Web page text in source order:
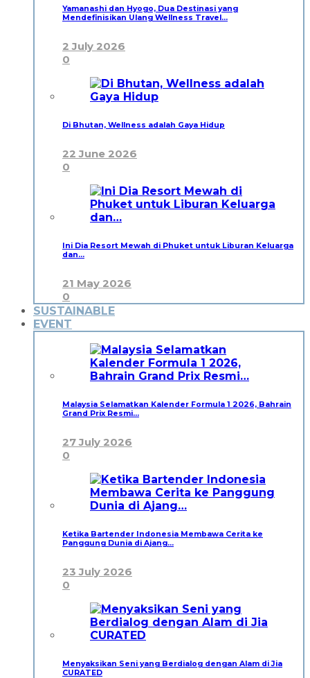
Yamanashi dan Hyogo, Dua Destinasi yang
Mendefinisikan Ulang Wellness Travel…
2 July 2026
0
Di Bhutan, Wellness adalah Gaya Hidup
22 June 2026
0
Ini Dia Resort Mewah di Phuket untuk Liburan Keluarga
dan…
21 May 2026
0
SUSTAINABLE
EVENT
Malaysia Selamatkan Kalender Formula 1 2026, Bahrain
Grand Prix Resmi…
27 July 2026
0
Ketika Bartender Indonesia Membawa Cerita ke
Panggung Dunia di Ajang…
23 July 2026
0
Menyaksikan Seni yang Berdialog dengan Alam di Jia
CURATED